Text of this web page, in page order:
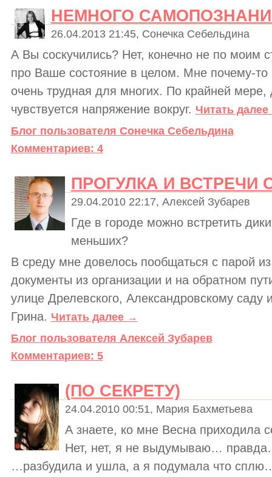
НЕМНОГО
26.04.2013 21:45, Сонечка Себельдина
А Вы соскучились? Нет, конечно не по моим
про Ваше состояние в целом. Мне почему-то
очень трудная для многих. По крайней
чувствуется напряжение вокруг. Читать
Блог пользователя Сонечка Себельдина
Комментариев: 4
ПРОГУЛКА И
29.04.2010 22:17, Алексей Зубарев
Где в городе можно встретить
меньших?
В среду мне довелось пообщаться с парой
документы из организации и на обратном
улице Дрелевского, Александровскому саду
Грина. Читать далее →
Блог пользователя Алексей Зубарев
Комментариев: 5
(ПО СЕКРЕТУ)
24.04.2010 00:51, Мария Бахметьева
А знаете, ко мне Весна приходила
Нет, нет, я не выдумываю…
…разбудила и ушла, а я подумала что